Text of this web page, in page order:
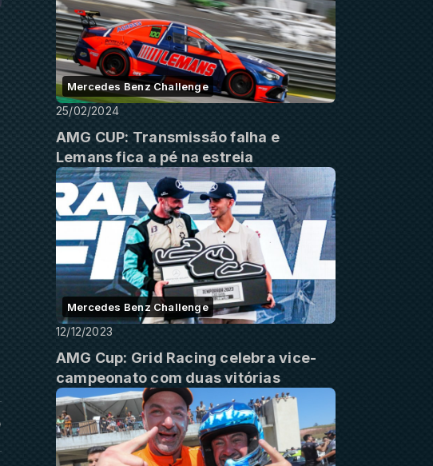
Mercedes Benz Challenge
25/02/2024
AMG CUP: Transmissão falha e
Lemans fica a pé na estreia
Mercedes Benz Challenge
12/12/2023
AMG Cup: Grid Racing celebra vice-
campeonato com duas vitórias